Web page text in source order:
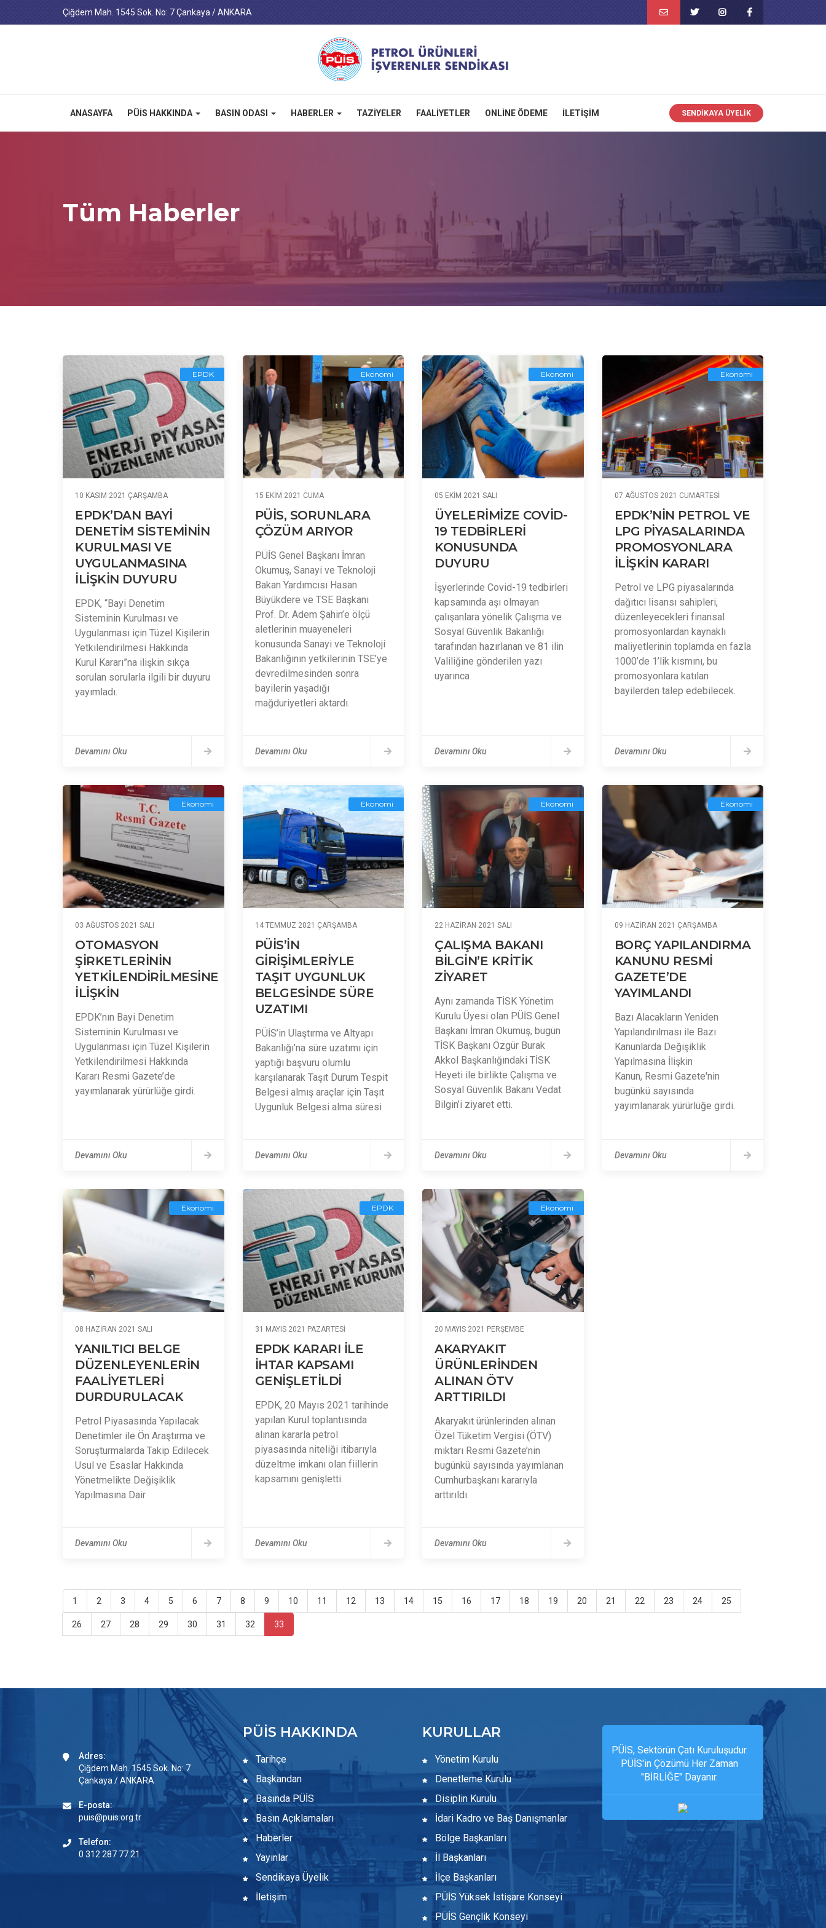
Çiğdem Mah. 1545 Sok. No: 7 Çankaya / ANKARA
ANASAYFA PÜİS HAKKINDA BASIN ODASI HABERLER TAZIYELER FAALIYETLER ONLINE ÖDEME İLETIŞIM SENDIKAYA ÜYELIK
Tüm Haberler
EPDK
10 KASIM 2021 ÇARŞAMBA
EPDK’DAN BAYİ
DENETİM SİSTEMİNİN
KURULMASI VE
UYGULANMASINA
İLİŞKİN DUYURU
EPDK, “Bayi Denetim
Sisteminin Kurulması ve
Uygulanması için Tüzel Kişilerin
Yetkilendirilmesi Hakkında
Kurul Kararı”na ilişkin sıkça
sorulan sorularla ilgili bir duyuru
yayımladı.
Devamını Oku
Ekonomi
15 EKIM 2021 CUMA
PÜİS, SORUNLARA
ÇÖZÜM ARIYOR
PÜİS Genel Başkanı İmran
Okumuş, Sanayi ve Teknoloji
Bakan Yardımcısı Hasan
Büyükdere ve TSE Başkanı
Prof. Dr. Adem Şahin’e ölçü
aletlerinin muayeneleri
konusunda Sanayi ve Teknoloji
Bakanlığının yetkilerinin TSE’ye
devredilmesinden sonra
bayilerin yaşadığı
mağduriyetleri aktardı.
Devamını Oku
Ekonomi
05 EKIM 2021 SALI
ÜYELERİMİZE COVİD-
19 TEDBİRLERİ
KONUSUNDA
DUYURU
İşyerlerinde Covid-19 tedbirleri
kapsamında aşı olmayan
çalışanlara yönelik Çalışma ve
Sosyal Güvenlik Bakanlığı
tarafından hazırlanan ve 81 ilin
Valiliğine gönderilen yazı
uyarınca
Devamını Oku
Ekonomi
07 AĞUSTOS 2021 CUMARTESI
EPDK’NİN PETROL VE
LPG PİYASALARINDA
PROMOSYONLARA
İLİŞKİN KARARI
Petrol ve LPG piyasalarında
dağıtıcı lisansı sahipleri,
düzenleyecekleri finansal
promosyonlardan kaynaklı
maliyetlerinin toplamda en fazla
1000’de 1’lik kısmını, bu
promosyonlara katılan
bayilerden talep edebilecek.
Devamını Oku
Ekonomi
03 AĞUSTOS 2021 SALI
OTOMASYON
ŞİRKETLERİNİN
YETKİLENDİRİLMESİNE
İLİŞKİN
EPDK’nın Bayi Denetim
Sisteminin Kurulması ve
Uygulanması için Tüzel Kişilerin
Yetkilendirilmesi Hakkında
Kararı Resmi Gazete’de
yayımlanarak yürürlüğe girdi.
Devamını Oku
Ekonomi
14 TEMMUZ 2021 ÇARŞAMBA
PÜİS’İN
GİRİŞİMLERİYLE
TAŞIT UYGUNLUK
BELGESİNDE SÜRE
UZATIMI
PÜİS’in Ulaştırma ve Altyapı
Bakanlığı’na süre uzatımı için
yaptığı başvuru olumlu
karşılanarak Taşıt Durum Tespit
Belgesi almış araçlar için Taşıt
Uygunluk Belgesi alma süresi
Devamını Oku
Ekonomi
22 HAZIRAN 2021 SALI
ÇALIŞMA BAKANI
BİLGİN’E KRİTİK
ZİYARET
Aynı zamanda TİSK Yönetim
Kurulu Üyesi olan PÜİS Genel
Başkanı İmran Okumuş, bugün
TİSK Başkanı Özgür Burak
Akkol Başkanlığındaki TİSK
Heyeti ile birlikte Çalışma ve
Sosyal Güvenlik Bakanı Vedat
Bilgin’i ziyaret etti.
Devamını Oku
Ekonomi
09 HAZIRAN 2021 ÇARŞAMBA
BORÇ YAPILANDIRMA
KANUNU RESMİ
GAZETE’DE
YAYIMLANDI
Bazı Alacakların Yeniden
Yapılandırılması ile Bazı
Kanunlarda Değişiklik
Yapılmasına İlişkin
Kanun, Resmi Gazete'nin
bugünkü sayısında
yayımlanarak yürürlüğe girdi.
Devamını Oku
Ekonomi
08 HAZIRAN 2021 SALI
YANILTICI BELGE
DÜZENLEYENLERİN
FAALİYETLERİ
DURDURULACAK
Petrol Piyasasında Yapılacak
Denetimler ile Ön Araştırma ve
Soruşturmalarda Takip Edilecek
Usul ve Esaslar Hakkında
Yönetmelikte Değişiklik
Yapılmasına Dair
Devamını Oku
EPDK
31 MAYIS 2021 PAZARTESI
EPDK KARARI İLE
İHTAR KAPSAMI
GENİŞLETİLDİ
EPDK, 20 Mayıs 2021 tarihinde
yapılan Kurul toplantısında
alınan kararla petrol
piyasasında niteliği itibarıyla
düzeltme imkanı olan fiillerin
kapsamını genişletti.
Devamını Oku
Ekonomi
20 MAYIS 2021 PERŞEMBE
AKARYAKIT
ÜRÜNLERİNDEN
ALINAN ÖTV
ARTTIRILDI
Akaryakıt ürünlerinden alınan
Özel Tüketim Vergisi (ÖTV)
miktarı Resmi Gazete’nin
bugünkü sayısında yayımlanan
Cumhurbaşkanı kararıyla
arttırıldı.
Devamını Oku
1 2 3 4 5 6 7 8 9 10 11 12 13 14 15 16 17 18 19 20 21 22 23 24 25
26 27 28 29 30 31 32 33
Adres:
Çiğdem Mah. 1545 Sok. No: 7
Çankaya / ANKARA
E-posta:
puis@puis.org.tr
Telefon:
0 312 287 77 21
PÜİS HAKKINDA
Tarihçe
Başkandan
Basında PÜİS
Basın Açıklamaları
Haberler
Yayınlar
Sendikaya Üyelik
İletişim
KURULLAR
Yönetim Kurulu
Denetleme Kurulu
Disiplin Kurulu
İdari Kadro ve Baş Danışmanlar
Bölge Başkanları
İl Başkanları
İlçe Başkanları
PÜİS Yüksek İstişare Konseyi
PÜİS Gençlik Konseyi
PÜİS, Sektörün Çatı Kuruluşudur.
PÜİS'in Çözümü Her Zaman
"BİRLİĞE" Dayanır.